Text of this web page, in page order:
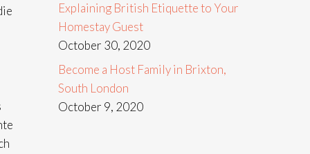
Explaining British Etiquette to Your
Homestay Guest
October 30, 2020
Become a Host Family in Brixton,
South London
October 9, 2020